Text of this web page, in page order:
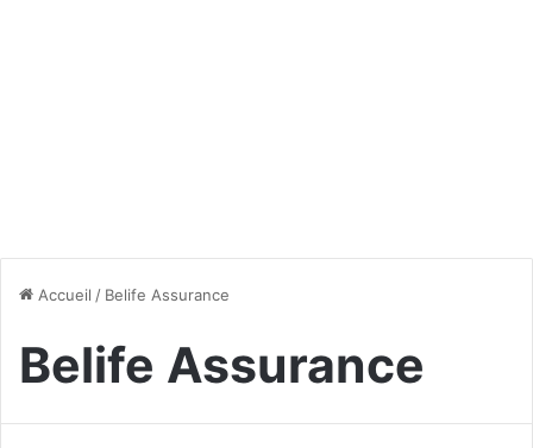
Accueil / Belife Assurance
Belife Assurance